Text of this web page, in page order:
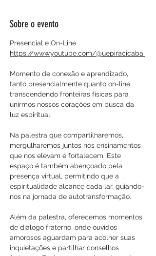
Sobre o evento
Presencial e On-Line
https://www.youtube.com/@uepiracicaba
Momento de conexão e aprendizado,
tanto presencialmente quanto on-line,
transcendendo fronteiras físicas para
unirmos nossos corações em busca da
luz espiritual.
Na palestra que compartilharemos,
mergulharemos juntos nos ensinamentos
que nos elevam e fortalecem. Este
espaço é também abençoado pela
presença virtual, permitindo que a
espiritualidade alcance cada lar, guiando-
nos na jornada de autotransformação.
Além da palestra, oferecemos momentos
de diálogo fraterno, onde ouvidos
amorosos aguardam para acolher suas
inquietações e partilhar conselhos